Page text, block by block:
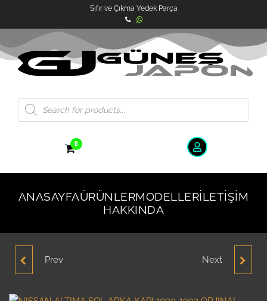
Sıfır ve Çıkma Yedek Parça
0
ANASAYFAÜRÜNLERMODELLERİLETIŞIM
HAKKINDA
NİSSAN ALTİMA SAĞ
Prev NİSSAN ALTİMA BAĞAJ
Next